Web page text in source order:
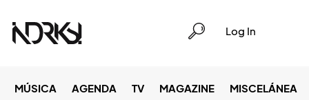
Log In
MÚSICA AGENDA TV MAGAZINE MISCELÁNEA